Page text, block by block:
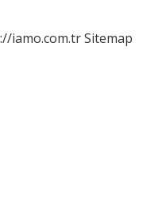
iamo.com.trSitemap